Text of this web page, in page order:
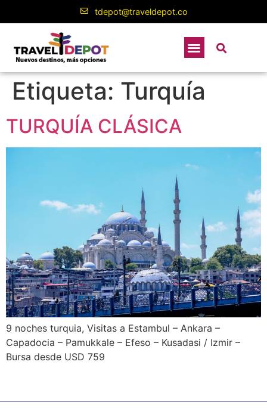
tdepot@traveldepot.co
Etiqueta: Turquía
TURQUÍA CLÁSICA
9 noches turquia, Visitas a Estambul – Ankara –
Capadocia – Pamukkale – Efeso – Kusadasi / Izmir –
Bursa desde USD 759